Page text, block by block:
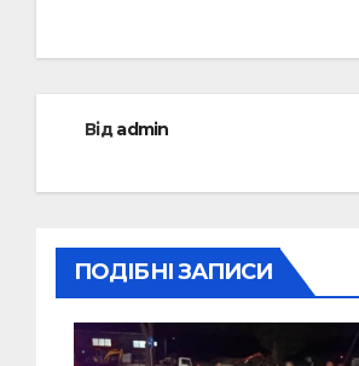
Відadmin
ПОДІБНІ ЗАПИСИ